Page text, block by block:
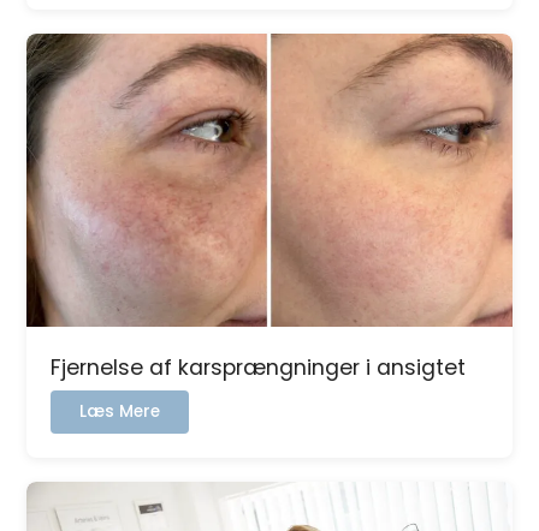
Ar
behandling
Fjernelse af karsprængninger i ansigtet
Læs Mere:
Fjernelse
karsprængninger
i